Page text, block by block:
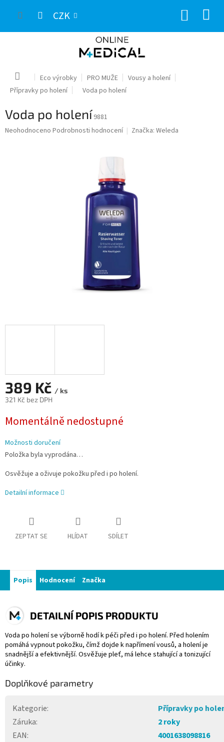
CZK
Domů Eco výrobky PRO MUŽE
Vousy a holení
Přípravky po holení
Voda po holení
Voda po holení 9881
Průměrné
Neohodnoceno Podrobnosti hodnocení Značka: Weleda
389 Kč / ks
321 Kč bez DPH
cena:
Momentálně nedostupné
Možnosti doručení
Položka byla vyprodána…
Osvěžuje a oživuje pokožku před i po holení.
Detailní informace
ZEPTAT SE HLÍDAT SDÍLET
Popis Hodnocení Značka
DETAILNÍ POPIS PRODUKTU
Voda po holení se výborně hodí k péči před i po holení. Před holením
pomáhá vypnout pokožku, čímž dojde k napřímení vousů, a holení je
snadnější a efektivnější. Osvěžuje pleť, má lehce stahující a tonizující
účinky.
Doplňkové parametry
Kategorie:
Přípravky po
Záruka:
2 roky
EAN:
4001638098816